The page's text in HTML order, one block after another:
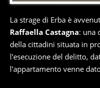
La strage di Erba è
Raffaella Castagna: una
della cittadini situata in
l'esecuzione del delitto,
l'appartamento venne